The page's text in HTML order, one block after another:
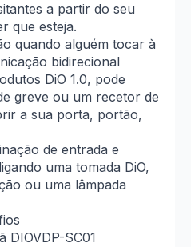
a partir do seu
que esteja.
quando alguém tocar à
bidirecional
DiO 1.0, pode
greve ou um recetor de
a sua porta, portão,
de entrada e
uma tomada DiO,
ou uma lâmpada
DIOVDP-SC01